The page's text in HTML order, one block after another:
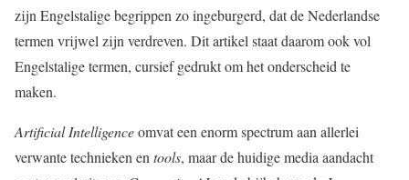
zijn Engelstalige begrippen zo ingeburgerd, dat de Nederlandse
termen vrijwel zijn verdreven. Dit artikel staat daarom ook vol
Engelstalige termen, cursief gedrukt om het onderscheid te
maken.
Artificial Intelligenceomvat een enorm spectrum aan allerlei
verwante technieken en tools, maar de huidige media aandacht